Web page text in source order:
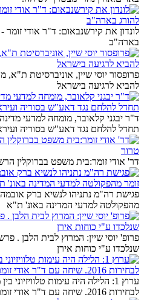
לונדון את קירשנבאום: ד"ר אודי זומר
בארה"ב
פרופסור יוסי שיין, אוניברסיטת
להביא לרגיעה בישראל
ד"ר יבגני קלאובר, מומחה למדעי
תחדל להלחם נגד דאע"ש בסוריה
דר' אודי זומר:בית משפט בברוקלין
פגישת רה"מ נתניהו לנשיא ברק
מהפקולטה למדעי המדינה באונ' ת"א
פרופ' יוסי שיין: המרוץ לבית הלבן .
שנלכדו ע"י כוחות אירן
ערוץ 1: הלילה היה עימות
לבחירות 2016. שיחה עם ד"ר אודי זומר